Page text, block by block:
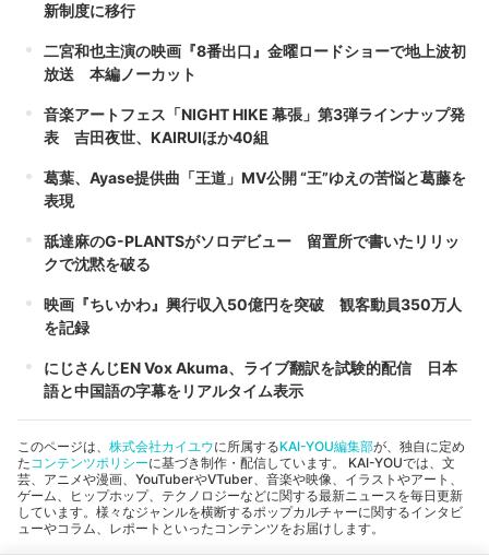
新制度に移行
二宮和也主演の映画『8番出口』金曜ロードショーで地上波初
放送 本編ノーカット
音楽アートフェス「NIGHT HIKE 幕張」第3弾ラインナップ発
表 吉田夜世、KAIRUIほか40組
葛葉、Ayase提供曲「王道」MV公開 “王”ゆえの苦悩と葛藤を
表現
舐達麻のG-PLANTSがソロデビュー 留置所で書いたリリッ
クで沈黙を破る
映画『ちいかわ』興行収入50億円を突破 観客動員350万人
を記録
にじさんじEN Vox Akuma、ライブ翻訳を試験的配信 日本
語と中国語の字幕をリアルタイム表示
このページは、 株式会社カイユウに所属するKAI-YOU編集部が、独自に定め
たコンテンツポリシーに基づき制作・配信しています。 KAI-YOUでは、文
芸、アニメや漫画、YouTuberやVTuber、音楽や映像、イラストやアート、
ゲーム、ヒップホップ、テクノロジーなどに関する最新ニュースを毎日更新
しています。様々なジャンルを横断するポップカルチャーに関するインタビ
ューやコラム、レポートといったコンテンツをお届けします。